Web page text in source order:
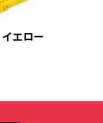
エロー